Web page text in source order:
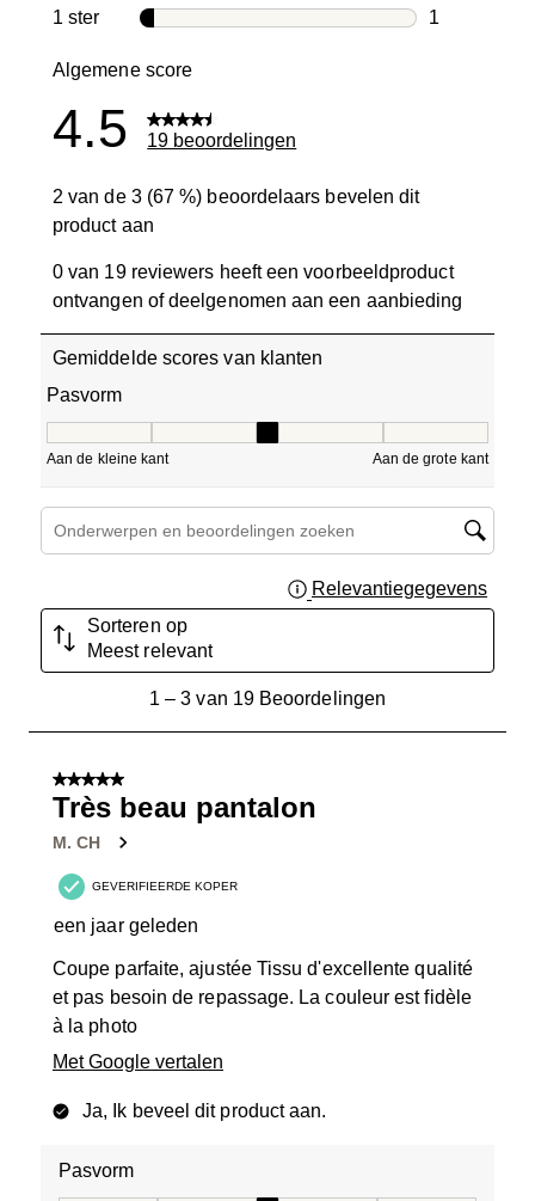
0
1 ster sterren
1
Algemene score
4.5 19 beoordelingen
2 van de 3 (67 %) beoordelaars bevelen dit
product aan
0 van 19 reviewers heeft een voorbeeldproduct
ontvangen of deelgenomen aan een aanbieding
Gemiddelde scores van klanten
Pasvorm
Aan de kleine kant Aan de grote kant
Onderwerpen en beoordelingen zoeken per regio
Relevantiegegevens
Sorteren op
Meest relevant
van
Beoordelingen.
1 – 3 van 19 Beoordelingen
5 van 5 sterren.
Très beau pantalon
M. CH
GEVERIFIEERDE KOPER
een jaar geleden
Coupe parfaite, ajustée Tissu d'excellente qualité
et pas besoin de repassage. La couleur est fidèle
à la photo
Met Google vertalen
Ja, Ik beveel dit product aan.
Pasvorm